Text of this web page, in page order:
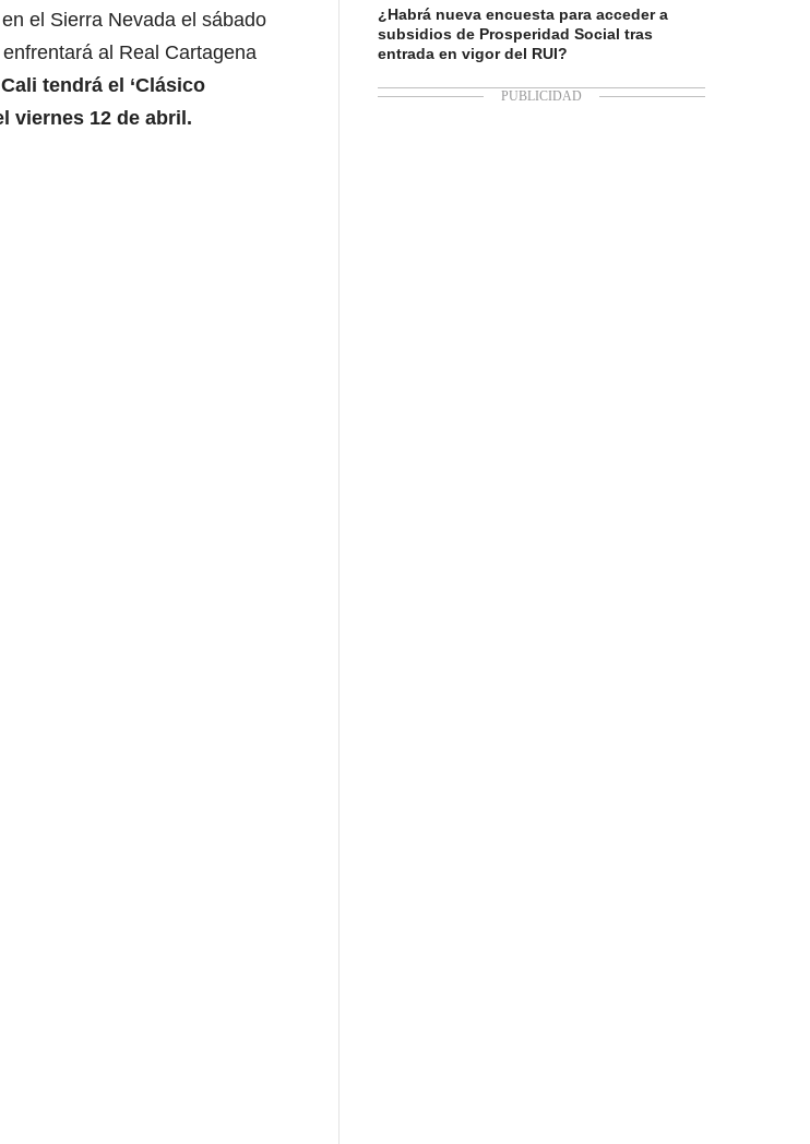
el Sierra Nevada el sábado
al Real Cartagena
tendrá el ‘Clásico
viernes 12 de abril.
¿Habrá nueva encuesta para acceder a
subsidios de Prosperidad Social tras
entrada en vigor del RUI?